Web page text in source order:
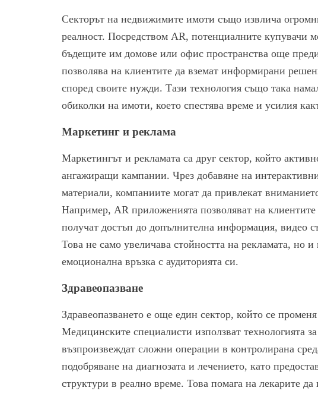
Секторът на недвижимите имоти също извлича
реалност. Посредством AR, потенциалните купувачи
бъдещите им домове или офис пространства още
позволява на клиентите да вземат информирани
според своите нужди. Тази технология също така
обиколки на имоти, което спестява време и усилия
Маркетинг и реклама
Маркетингът и рекламата са друг сектор, който
ангажиращи кампании. Чрез добавяне на
материали, компаниите могат да привлекат
Например, AR приложенията позволяват на
получат достъп до допълнителна информация, видео
Това не само увеличава стойността на рекламата, но
емоционална връзка с аудиторията си.
Здравеопазване
Здравеопазването е още един сектор, който се
Медицинските специалисти използват технологията
възпроизвеждат сложни операции в контролирана
подобряване на диагнозата и лечението, като
структури в реално време. Това помага на лекарите